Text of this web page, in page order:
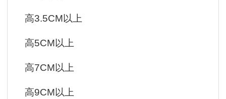
高3.5CM以上
高5CM以上
高7CM以上
高9CM以上